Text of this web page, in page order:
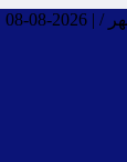
|
2026-08-08